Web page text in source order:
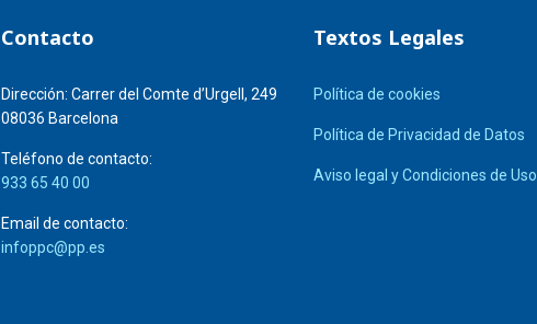
Contacto
Dirección: Carrer del Comte d’Urgell, 249
08036 Barcelona
Teléfono de contacto:
933 65 40 00
Email de contacto:
infoppc@pp.es
Textos Legales
Política de cookies
Política de Privacidad de Datos
Aviso legal y Condiciones de Uso